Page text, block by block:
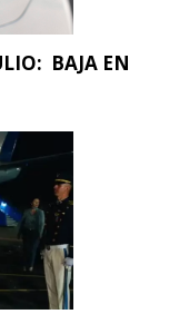
BAJA EN